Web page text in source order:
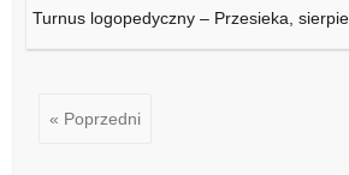
Turnus logopedyczny – Przesieka,
« Poprzedni